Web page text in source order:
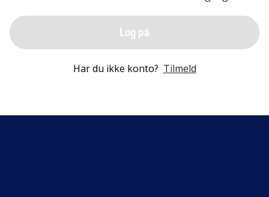
Log på
Har du ikke konto? Tilmeld